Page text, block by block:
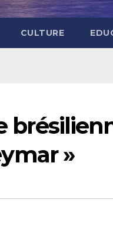
CULTURE
»